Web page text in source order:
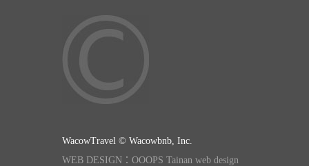
WacowTravel © Wacowbnb, Inc.
WEB DESIGN：OOOPS Tainan web design